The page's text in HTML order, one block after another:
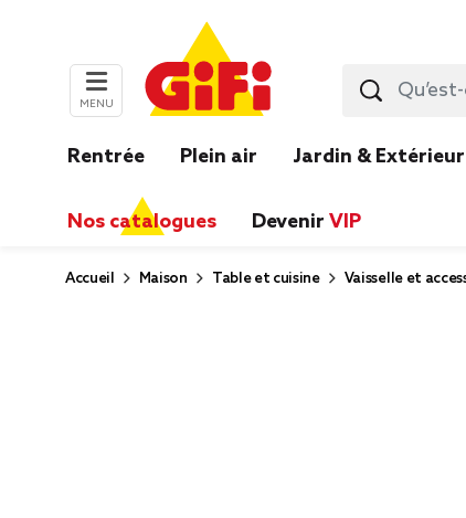
MENU
Rentrée Plein air Jardin & Extérieur
Nos catalogues Devenir VIP
Accueil Maison Table et cuisine Vaisselle et